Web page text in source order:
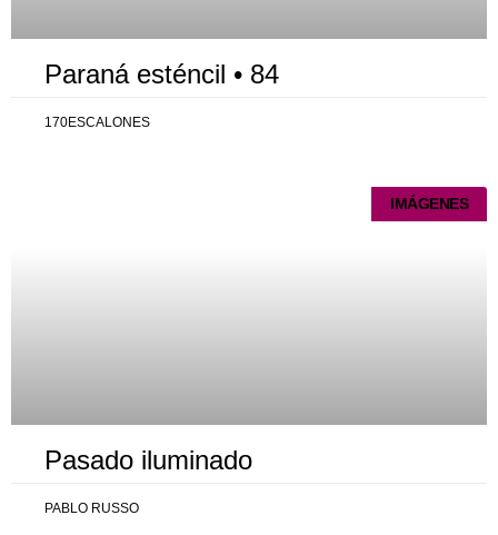
Paraná esténcil • 84
170ESCALONES
IMÁGENES
Pasado iluminado
PABLO RUSSO